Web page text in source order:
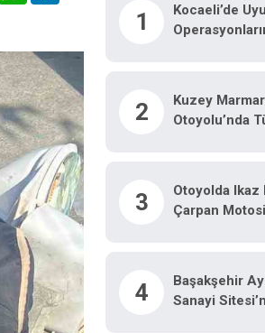
1
Kocaeli’de
2
Kuzey
Otoyolu’nda
3
Otoyolda Ikaz
Çarpan
4
Başakşehir
Sanayi